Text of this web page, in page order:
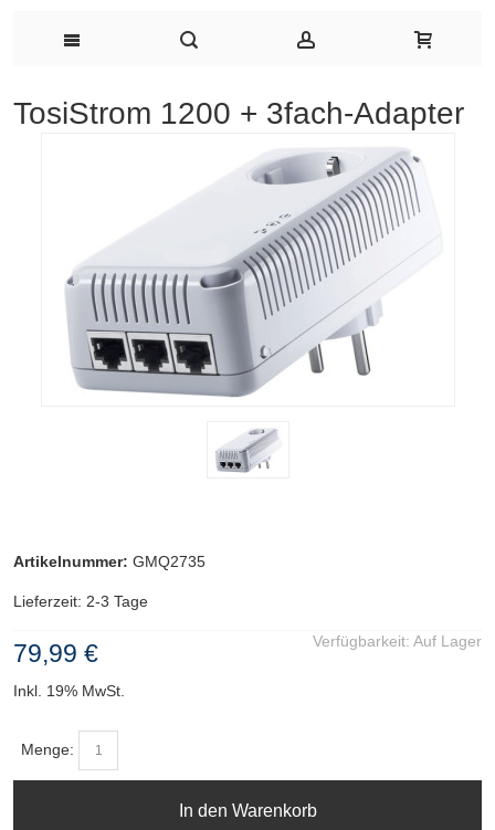
TosiStrom 1200 + 3fach-Adapter
Artikelnummer: GMQ2735
Lieferzeit: 2-3 Tage
Verfügbarkeit: Auf Lager
79,99 €
Inkl. 19% MwSt.
Menge:
In den Warenkorb